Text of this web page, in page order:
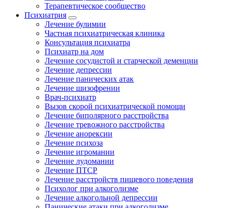
Терапевтическое сообщество
Психиатрия
Лечение булимии
Частная психиатрическая клиника
Консультация психиатра
Психиатр на дом
Лечение сосудистой и старческой деменции
Лечение депрессии
Лечение панических атак
Лечение шизофрении
Врач-психиатр
Вызов скорой психиатрической помощи
Лечение биполярного расстройства
Лечение тревожного расстройства
Лечение анорексии
Лечение психоза
Лечение игромании
Лечение лудомании
Лечение ПТСР
Лечение расстройств пищевого поведения
Психолог при алкоголизме
Лечение алкогольной депрессии